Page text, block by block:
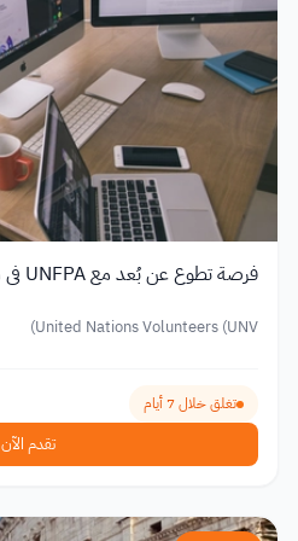
فرصة تطوع عن بُعد مع UNFPA في مجال الاستجابة للطوارئ
United Nations Volunteers (UNV)
تغلق خلال 7 أيام
تقدم الآن